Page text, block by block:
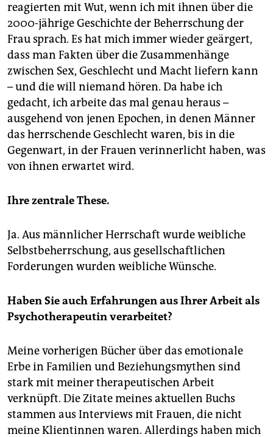
reagierten mit Wut, wenn ich mit ihnen über die
2000-jährige Geschichte der Beherrschung der
Frau sprach. Es hat mich immer wieder geärgert,
dass man Fakten über die Zusammenhänge
zwischen Sex, Geschlecht und Macht liefern kann
– und die will niemand hören. Da habe ich
gedacht, ich arbeite das mal genau heraus –
ausgehend von jenen Epochen, in denen Männer
das herrschende Geschlecht waren, bis in die
Gegenwart, in der Frauen verinnerlicht haben, was
von ihnen erwartet wird.
Ihre zentrale These.
Ja. Aus männlicher Herrschaft wurde weibliche
Selbstbeherrschung, aus gesellschaftlichen
Forderungen wurden weibliche Wünsche.
Haben Sie auch Erfahrungen aus Ihrer Arbeit als
Psychotherapeutin verarbeitet?
Meine vorherigen Bücher über das emotionale
Erbe in Familien und Beziehungsmythen sind
stark mit meiner therapeutischen Arbeit
verknüpft. Die Zitate meines aktuellen Buchs
stammen aus Interviews mit Frauen, die nicht
meine Klientinnen waren. Allerdings haben mich